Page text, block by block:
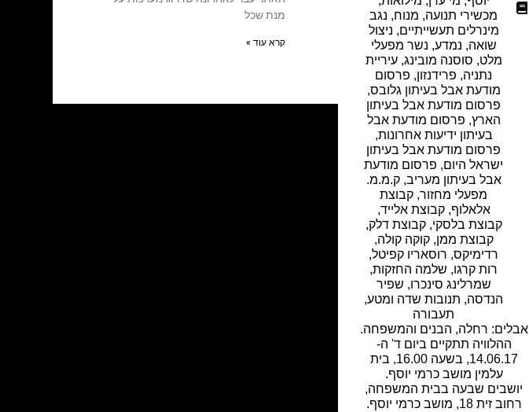
מכשירי תנועה, מנוח, נגב
מינרלים תעשייתיים, ניצול
שואה, נמדע, נשר מפעלי
מלט, סוסנה מובינג,עיריית
נתניה, פרידנזון, פרסום
מודעת אבל בעיתון גלובס,
פרסום מודעת אבל בעיתון
הארץ, פרסום מודעת אבל
בעיתון ידיעות אחרונות,
פרסום מודעת אבל בעיתון
ישראל היום, פרסום מודעת
אבל בעיתון מעריב,ק.מ.מ.
מפעלי מחזור, קבוצת
אלאלוף,קבוצת אלייד,
קבוצת בלסקי,קבוצת דלק,
קבוצת ממן,קוקה קולה,
רדימיקס, רוסאריו קפיטל,
רות קרגו, שלמה החזקות,
שמרלינג סינכרו, שפיר
הנדסה, תנובות שדה ומטע,
תעבורה
אבלים: רחלה, הבנים והמשפחה.
ההלוויה תתקיים ביום ד' ה-
14.06.17, בשעה 16.00, בית
עלמין מושב כרמי יוסף.
יושבים שבעה בבית המשפחה,
רחוב זית 18, מושב כרמי יוסף.
מנת שכל
קרא עוד »